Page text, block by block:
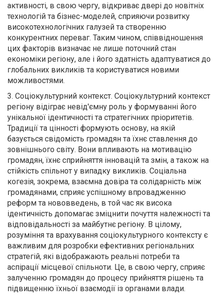
активності, в свою чергу, відкриває двері до новітніх
технологій та бізнес-моделей, сприяючи розвитку
високотехнологічних галузей та створенню
конкурентних переваг. Таким чином, співвідношення
цих факторів визначає не лише поточний стан
економіки регіону, але і його здатність адаптуватися до
глобальних викликів та користуватися новими
можливостями.
3. Соціокультурний контекст. Соціокультурний контекст
регіону відіграє невід'ємну роль у формуванні його
унікальної ідентичності та стратегічних пріоритетів.
Традиції та цінності формують основу, на якій
базується свідомість громадян та їхнє ставлення до
зовнішнього світу. Вони впливають на мотивацію
громадян, їхнє сприйняття інновацій та змін, а також на
стійкість спільнот у випадку викликів. Соціальна
когезія, зокрема, взаємна довіра та солідарність між
громадянами, сприяє успішному впровадженню
реформ та нововведень, в той час як висока
ідентичність допомагає зміцнити почуття належності та
відповідальності за майбутнє регіону. В цілому,
розуміння та врахування соціокультурного контексту є
важливим для розробки ефективних регіональних
стратегій, які відображають реальні потреби та
аспірації місцевої спільноти. Це, в свою чергу, сприяє
залученню громадян до процесу прийняття рішень та
підвищенню їхньої взаємодії із органами влади.